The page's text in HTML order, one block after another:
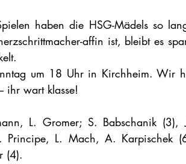
haben die HSG-Mädels so
affin ist, bleibt es
um 18 Uhr in Kirchheim. Wir
ihr wart klasse!
L. Gromer; S. Babschanik
L. Mach, A. Karpischek
(4).